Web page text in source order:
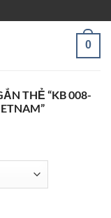
0
THẺ “KB 008-